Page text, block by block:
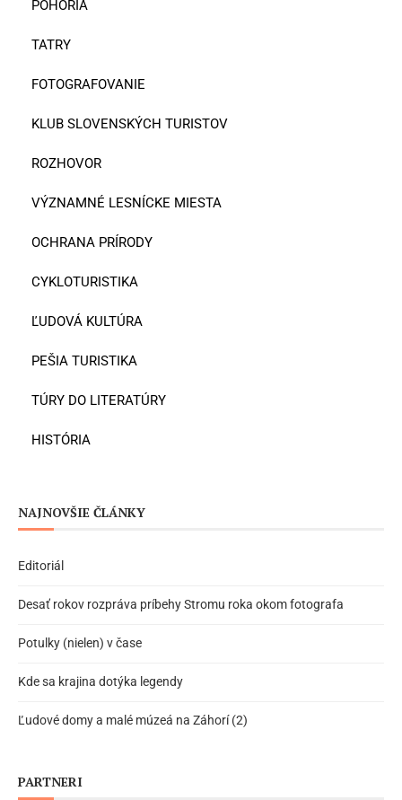
POHORIA
TATRY
FOTOGRAFOVANIE
KLUB SLOVENSKÝCH TURISTOV
ROZHOVOR
VÝZNAMNÉ LESNÍCKE MIESTA
OCHRANA PRÍRODY
CYKLOTURISTIKA
ĽUDOVÁ KULTÚRA
PEŠIA TURISTIKA
TÚRY DO LITERATÚRY
HISTÓRIA
NAJNOVŠIE ČLÁNKY
Editoriál
Desať rokov rozpráva príbehy Stromu roka okom fotografa
Potulky (nielen) v čase
Kde sa krajina dotýka legendy
Ľudové domy a malé múzeá na Záhorí (2)
PARTNERI